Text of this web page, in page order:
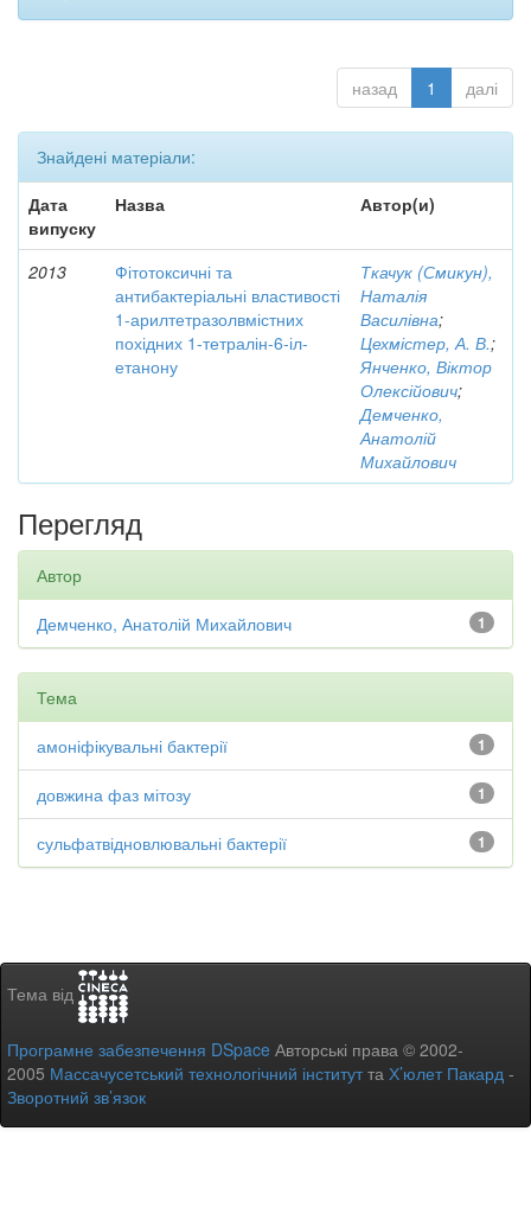
назад 1 далі
Знайдені матеріали:
Дата
випуску
Назва Автор(и)
2013
Фітотоксичні та
антибактеріальні властивості
1-арилтетразолвмістних
похідних 1-тетралін-6-іл-
етанону
Ткачук (Смикун),
Наталія
Василівна;
Цехмістер, А. В.;
Янченко, Віктор
Олексійович;
Демченко,
Анатолій
Михайлович
Перегляд
Автор
1
Демченко, Анатолій Михайлович
Тема
1
амоніфікувальні бактерії
1
довжина фаз мітозу
1
сульфатвідновлювальні бактерії
Тема від
Програмне забезпечення DSpace Авторські права © 2002-
2005 Массачусетський технологічний інститутта Х’юлет Пакард -
Зворотний зв’язок